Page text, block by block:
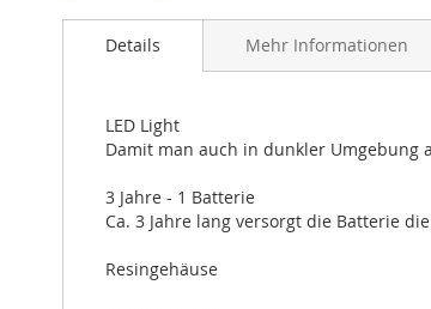
Anfang
Details
LED Light
Damit man auch in dunkler Umgebung
3 Jahre - 1 Batterie
Ca. 3 Jahre lang versorgt die Batterie
Resingehäuse
Mehr Informationen